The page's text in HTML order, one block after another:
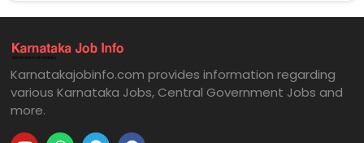
Karnatakajobinfo.com provides information regarding
various Karnataka Jobs, Central Government Jobs and
more.